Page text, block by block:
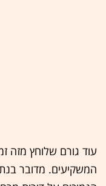
עוד גורם שלוחץ מזה
המשקיעים. מדובר